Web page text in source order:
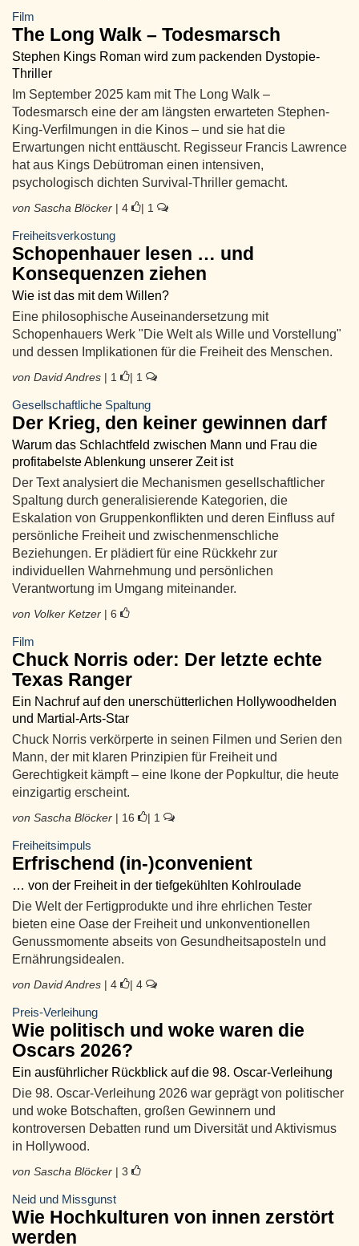
Film
The Long Walk – Todesmarsch
Stephen Kings Roman wird zum packenden Dystopie-
Thriller
Im September 2025 kam mit The Long Walk –
Todesmarsch eine der am längsten erwarteten Stephen-
King-Verfilmungen in die Kinos – und sie hat die
Erwartungen nicht enttäuscht. Regisseur Francis Lawrence
hat aus Kings Debütroman einen intensiven,
psychologisch dichten Survival-Thriller gemacht.
von Sascha Blöcker | 4 | 1
Freiheitsverkostung
Schopenhauer lesen … und
Konsequenzen ziehen
Wie ist das mit dem Willen?
Eine philosophische Auseinandersetzung mit
Schopenhauers Werk "Die Welt als Wille und Vorstellung"
und dessen Implikationen für die Freiheit des Menschen.
von David Andres | 1 | 1
Gesellschaftliche Spaltung
Der Krieg, den keiner gewinnen darf
Warum das Schlachtfeld zwischen Mann und Frau die
profitabelste Ablenkung unserer Zeit ist
Der Text analysiert die Mechanismen gesellschaftlicher
Spaltung durch generalisierende Kategorien, die
Eskalation von Gruppenkonflikten und deren Einfluss auf
persönliche Freiheit und zwischenmenschliche
Beziehungen. Er plädiert für eine Rückkehr zur
individuellen Wahrnehmung und persönlichen
Verantwortung im Umgang miteinander.
von Volker Ketzer | 6
Film
Chuck Norris oder: Der letzte echte
Texas Ranger
Ein Nachruf auf den unerschütterlichen Hollywoodhelden
und Martial-Arts-Star
Chuck Norris verkörperte in seinen Filmen und Serien den
Mann, der mit klaren Prinzipien für Freiheit und
Gerechtigkeit kämpft – eine Ikone der Popkultur, die heute
einzigartig erscheint.
von Sascha Blöcker | 16 | 1
Freiheitsimpuls
Erfrischend (in-)convenient
… von der Freiheit in der tiefgekühlten Kohlroulade
Die Welt der Fertigprodukte und ihre ehrlichen Tester
bieten eine Oase der Freiheit und unkonventionellen
Genussmomente abseits von Gesundheitsaposteln und
Ernährungsidealen.
von David Andres | 4 | 4
Preis-Verleihung
Wie politisch und woke waren die
Oscars 2026?
Ein ausführlicher Rückblick auf die 98. Oscar-Verleihung
Die 98. Oscar-Verleihung 2026 war geprägt von politischer
und woke Botschaften, großen Gewinnern und
kontroversen Debatten rund um Diversität und Aktivismus
in Hollywood.
von Sascha Blöcker | 3
Neid und Missgunst
Wie Hochkulturen von innen zerstört
werden